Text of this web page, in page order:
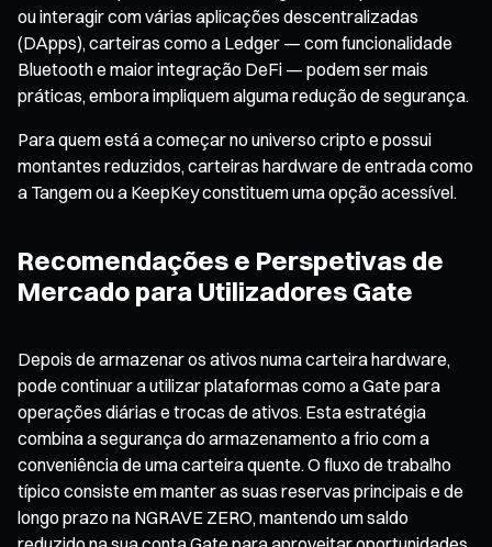
ou interagir com várias aplicações descentralizadas
(DApps), carteiras como a Ledger — com funcionalidade
Bluetooth e maior integração DeFi — podem ser mais
práticas, embora impliquem alguma redução de segurança.
Para quem está a começar no universo cripto e possui
montantes reduzidos, carteiras hardware de entrada como
a Tangem ou a KeepKey constituem uma opção acessível.
Recomendações e Perspetivas de
Mercado para Utilizadores Gate
Depois de armazenar os ativos numa carteira hardware,
pode continuar a utilizar plataformas como a Gate para
operações diárias e trocas de ativos. Esta estratégia
combina a segurança do armazenamento a frio com a
conveniência de uma carteira quente. O fluxo de trabalho
típico consiste em manter as suas reservas principais e de
longo prazo na NGRAVE ZERO, mantendo um saldo